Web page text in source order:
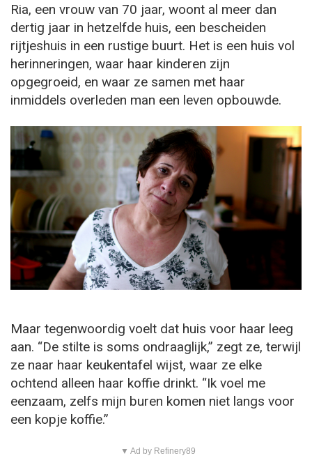
Ria, een vrouw van 70 jaar, woont al meer dan
dertig jaar in hetzelfde huis, een bescheiden
rijtjeshuis in een rustige buurt. Het is een huis vol
herinneringen, waar haar kinderen zijn
opgegroeid, en waar ze samen met haar
inmiddels overleden man een leven opbouwde.
Maar tegenwoordig voelt dat huis voor haar leeg
aan. “De stilte is soms ondraaglijk,” zegt ze, terwijl
ze naar haar keukentafel wijst, waar ze elke
ochtend alleen haar koffie drinkt. “Ik voel me
eenzaam, zelfs mijn buren komen niet langs voor
een kopje koffie.”
▼ Ad by Refinery89